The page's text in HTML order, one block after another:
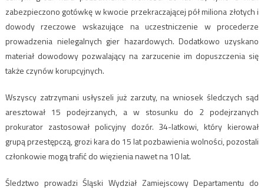
zabezpieczono gotówkę w kwocie przekraczającej pół miliona złotych i
dowody rzeczowe wskazujące na uczestniczenie w procederze
prowadzenia nielegalnych gier hazardowych. Dodatkowo uzyskano
materiał dowodowy pozwalający na zarzucenie im dopuszczenia się
także czynów korupcyjnych.
Wszyscy zatrzymani usłyszeli już zarzuty, na wniosek śledczych sąd
aresztował 15 podejrzanych, a w stosunku do 2 podejrzanych
prokurator zastosował policyjny dozór. 34-latkowi, który kierował
grupą przestępczą, grozi kara do 15 lat pozbawienia wolności, pozostali
członkowie mogą trafić do więzienia nawet na 10 lat.
Śledztwo prowadzi Śląski Wydział Zamiejscowy Departamentu do